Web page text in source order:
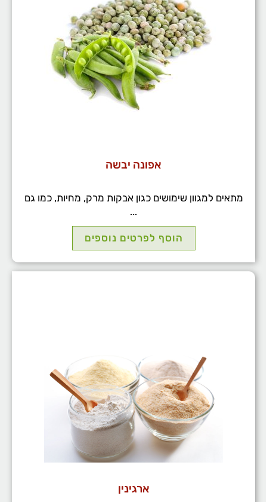
אפונה יבשה
מתאים למגוון שימושים כגון אבקות מרק, מחיות, כמו גם
...
הוסף לפרטים נוספים
ארגינין